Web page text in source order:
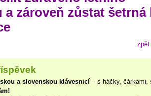
a zároveň zůstat šetrná
zpět
a slovenskou klávesnicí – s háčky, čárkami,